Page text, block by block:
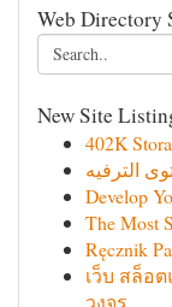
Web Directory
New Site
402K
Develop
The Most
Ręcznik
เว็บ สล็อ
วงจร